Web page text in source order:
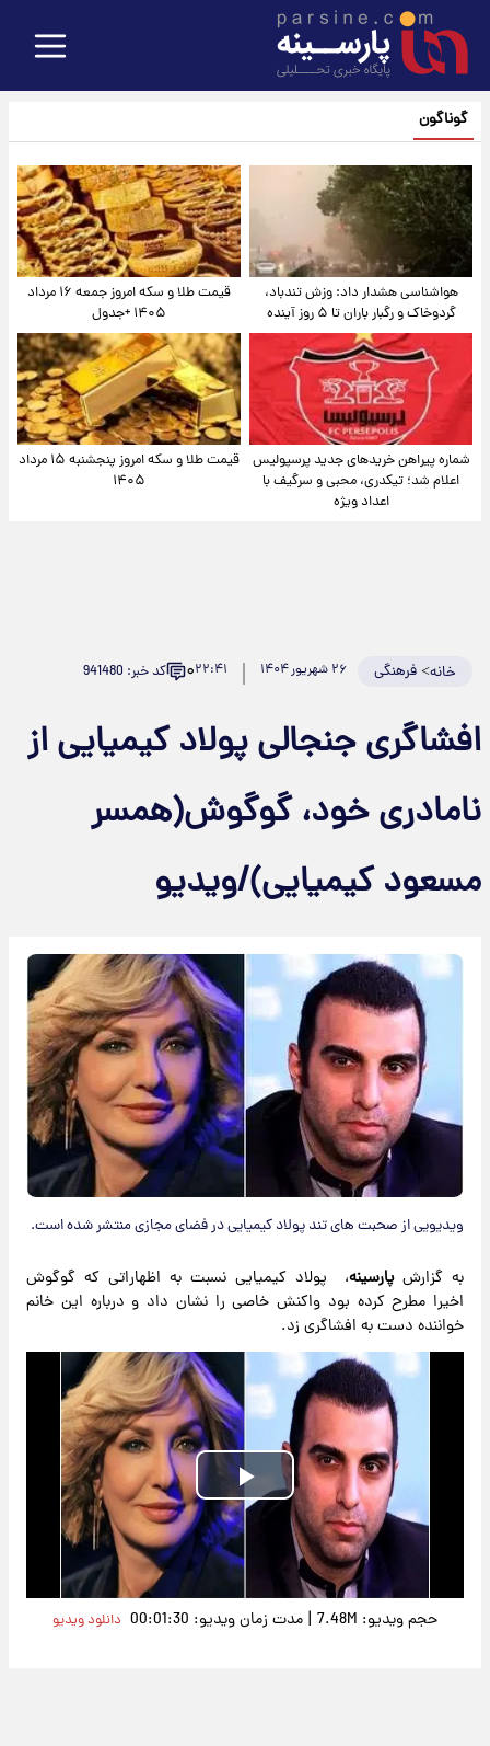
گوناگون
هواشناسی هشدار داد: وزش تندباد،
گردوخاک و رگبار باران تا ۵ روز آینده
قیمت طلا و سکه امروز جمعه ۱۶ مرداد
۱۴۰۵ +جدول
شماره پیراهن خریدهای جدید پرسپولیس
اعلام شد؛ تیکدری، محبی و سرگیف با
اعداد ویژه
قیمت طلا و سکه امروز پنجشنبه ۱۵ مرداد
۱۴۰۵
خانه>فرهنگی ۲۶ شهریور ۱۴۰۴ ۲۲:۴۱۰ کد خبر: 941480
افشاگری جنجالی پولاد کیمیایی از
نامادری خود، گوگوش(همسر
مسعود کیمیایی)/ویدیو
ویدیویی از صحبت های تند پولاد کیمیایی در فضای مجازی منتشر شده است.
به گزارشپارسینه، پولاد کیمیایی نسبت به اظهاراتی که گوگوش
اخیرا مطرح کرده بود واکنش خاصی را نشان داد و درباره این خانم
خواننده دست به افشاگری زد.
Play
Video
حجم ویدیو: 7.48M | مدت زمان ویدیو: 00:01:30 دانلود ویدیو